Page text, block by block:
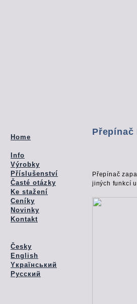
Home
Info
Výrobky
Příslušenství
Časté otázky
Ke stažení
Ceníky
Novinky
Kontakt
Česky
English
Yкраїнський
Pусский
Přepínač
Přepínač
jiných funkcí